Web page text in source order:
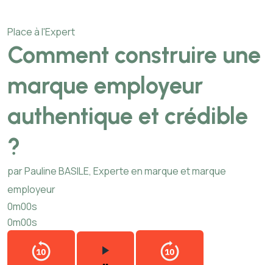
Place à l'Expert
Comment construire une
marque employeur
authentique et crédible
?
par Pauline BASILE, Experte en marque et marque
employeur
0m00s
0m00s